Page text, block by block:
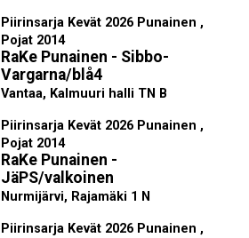
Piirinsarja Kevät 2026 Punainen ,
Pojat 2014
RaKe Punainen - Sibbo-
Vargarna/blå4
Vantaa, Kalmuuri halli TN B
Piirinsarja Kevät 2026 Punainen ,
Pojat 2014
RaKe Punainen -
JäPS/valkoinen
Nurmijärvi, Rajamäki 1 N
Piirinsarja Kevät 2026 Punainen ,